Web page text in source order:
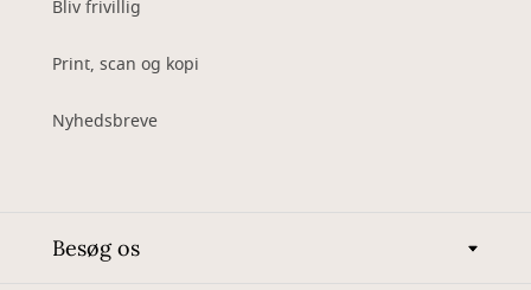
Bliv frivillig
Print, scan og kopi
Nyhedsbreve
Besøg os